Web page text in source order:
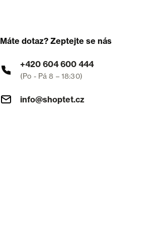
Máte dotaz? Zeptejte se nás
+420 604 600 444
(Po - Pá 8 – 18:30)
info@shoptet.cz